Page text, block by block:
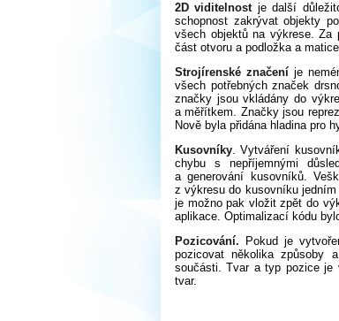
2D viditelnostje další
schopnost zakrývat objekty
všech objektů na výkrese. Za
část otvoru a podložka a
Strojírenské značení je
všech potřebných značek
značky jsou vkládány do
a měřítkem. Značky jsou
Nově byla přidána hladina pro
Kusovníky. Vytváření
chybu s nepříjemnými
a generování kusovníků.
z výkresu do kusovníku
je možno pak vložit zpět do
aplikace. Optimalizací kódu
Pozicování. Pokud je
pozicovat několika způsoby
součásti. Tvar a typ pozice je
tvar.